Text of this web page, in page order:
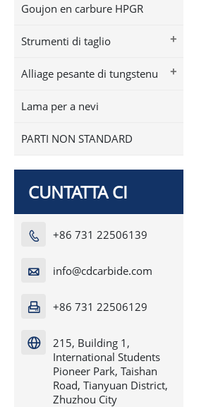
Goujon en carbure HPGR
+
Strumenti di taglio
+
Alliage pesante di tungstenu
Lama per a nevi
PARTI NON STANDARD
CUNTATTA CI
 +86 731 22506139
 info@cdcarbide.com
 +86 731 22506129

215, Building 1,
International Students
Pioneer Park, Taishan
Road, Tianyuan District,
Zhuzhou City